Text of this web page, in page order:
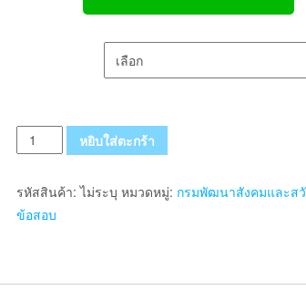
จำนวน
แนว
เจ้า
หยิบใส่ตะกร้า
รหัสสินค้า:ไม่ระบุ หมวดหมู่: กรมพัฒนาสังคมและส
ข้อสอบ